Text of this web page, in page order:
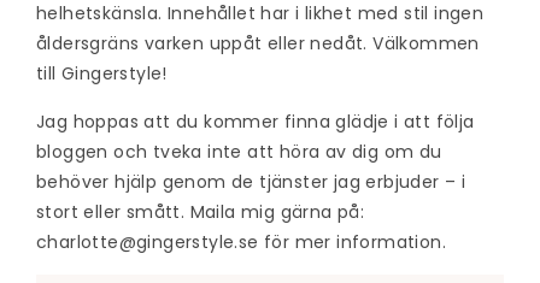
helhetskänsla. Innehållet har i likhet med stil ingen
åldersgräns varken uppåt eller nedåt. Välkommen
till Gingerstyle!
Jag hoppas att du kommer finna glädje i att följa
bloggen och tveka inte att höra av dig om du
behöver hjälp genom de tjänster jag erbjuder – i
stort eller smått. Maila mig gärna på:
charlotte@gingerstyle.se för mer information.